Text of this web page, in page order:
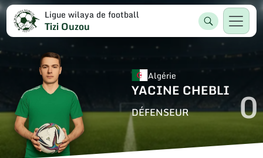
Ligue wilaya de football
Tizi Ouzou
Algérie
YACINE CHEBLI
DÉFENSEUR 0